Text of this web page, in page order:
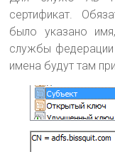
сертификат.
было указано
службы
имена будут там